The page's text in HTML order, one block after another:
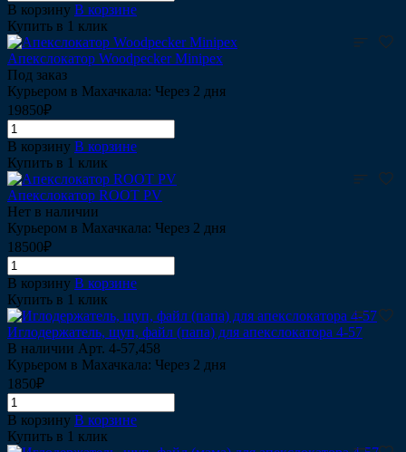
В корзину В корзине
Купить в 1 клик
Апекслокатор Woodpecker Minipex
Под заказ
Курьером в Махачкала: Через 2 дня
19850₽
В корзину В корзине
Купить в 1 клик
Апекслокатор ROOT PV
Нет в наличии
Курьером в Махачкала: Через 2 дня
18500₽
В корзину В корзине
Купить в 1 клик
Иглодержатель, щуп, файл (папа) для апекслокатора 4-57
В наличии Арт. 4-57,458
Курьером в Махачкала: Через 2 дня
1850₽
В корзину В корзине
Купить в 1 клик